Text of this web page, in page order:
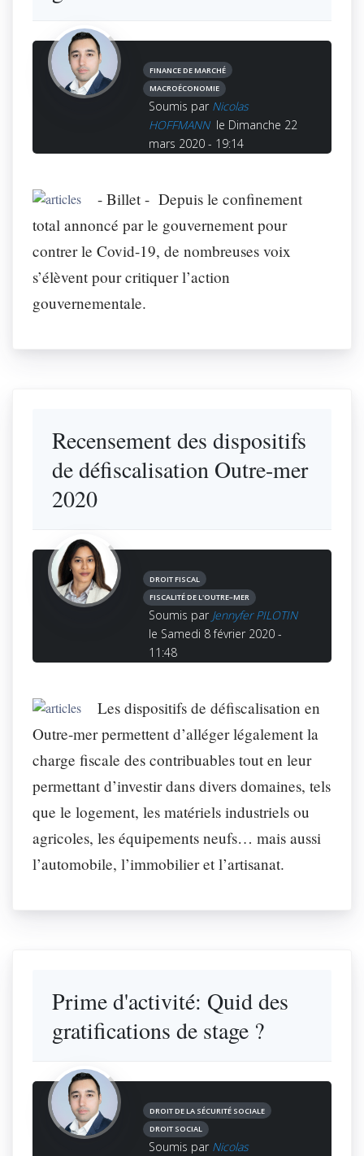
FINANCE DE MARCHÉ
MACROÉCONOMIE
Soumis par Nicolas
HOFFMANN le Dimanche 22
mars 2020 - 19:14
- Billet - Depuis le confinement
total annoncé par le gouvernement pour
contrer le Covid-19, de nombreuses voix
s’élèvent pour critiquer l’action
gouvernementale.
Recensement des dispositifs
de défiscalisation Outre-mer
2020
DROIT FISCAL
FISCALITÉ DE L'OUTRE–MER
Soumis par Jennyfer PILOTIN
le Samedi 8 février 2020 -
11:48
Les dispositifs de défiscalisation en
Outre-mer permettent d’alléger légalement la
charge fiscale des contribuables tout en leur
permettant d’investir dans divers domaines, tels
que le logement, les matériels industriels ou
agricoles, les équipements neufs… mais aussi
l’automobile, l’immobilier et l’artisanat.
Prime d'activité: Quid des
gratifications de stage ?
DROIT DE LA SÉCURITÉ SOCIALE
DROIT SOCIAL
Soumis par Nicolas